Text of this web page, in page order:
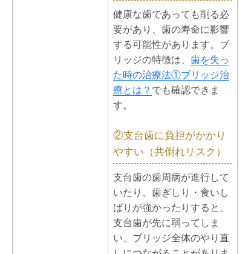
健康な歯であっても削る必
要があり、歯の寿命に影響
する可能性があります。ブ
リッジの特徴は、 歯を失っ
た時の治療法①ブリッジ治
療とは？ でも確認できま
す。
②支台歯に負担がかかり
やすい（共倒れリスク）
支台歯の歯周病が進行して
いたり、歯ぎしり・食いし
ばりが強かったりすると、
支台歯が先に弱ってしま
い、ブリッジ全体のやり直